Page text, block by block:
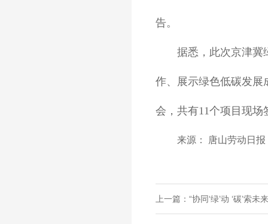
告。
据悉，此次京津冀
作、展示绿色低碳发展
会，共有11个项目现场
来源： 唐山劳动日报
上一篇：“协同‘绿’动 ‘碳’索